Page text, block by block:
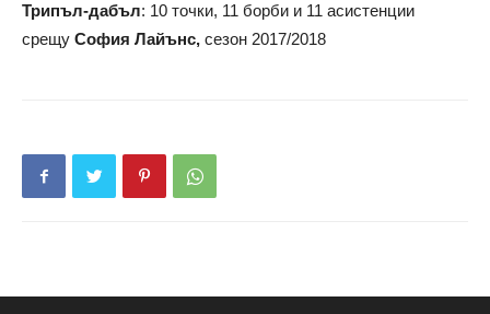
Трипъл-дабъл: 10 точки, 11 борби и 11 асистенции
срещу София Лайънс, сезон 2017/2018